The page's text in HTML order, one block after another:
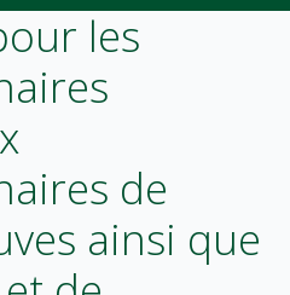
les
de
ainsi que